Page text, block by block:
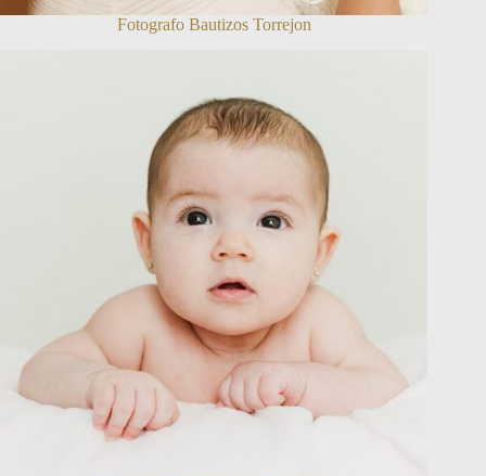
Fotografo Bautizos Torrejon